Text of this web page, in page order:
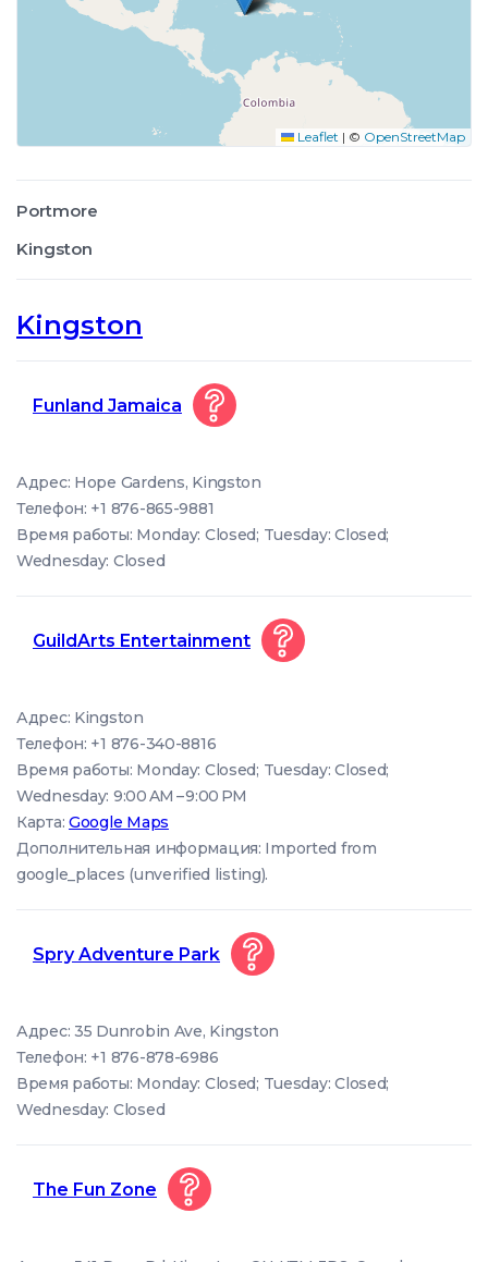
Leaflet | © OpenStreetMap
Portmore
Kingston
Kingston
Funland Jamaica
Адрес: Hope Gardens, Kingston
Телефон: +1 876-865-9881
Время работы: Monday: Closed; Tuesday: Closed;
Wednesday: Closed
GuildArts Entertainment
Адрес: Kingston
Телефон: +1 876-340-8816
Время работы: Monday: Closed; Tuesday: Closed;
Wednesday: 9:00 AM – 9:00 PM
Карта:Google Maps
Дополнительная информация: Imported from
google_places (unverified listing).
Spry Adventure Park
Адрес: 35 Dunrobin Ave, Kingston
Телефон: +1 876-878-6986
Время работы: Monday: Closed; Tuesday: Closed;
Wednesday: Closed
The Fun Zone